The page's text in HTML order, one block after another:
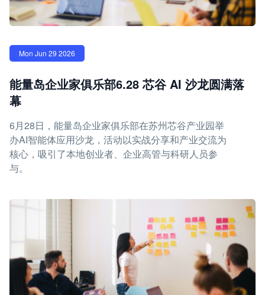
Mon Jun 29 2026
能量岛企业家俱乐部6.28 芯谷 AI 沙龙圆满落
幕
6月28日，能量岛企业家俱乐部在苏州芯谷产业园举
办AI智能体应用沙龙，活动以实战分享和产业交流为
核心，吸引了本地创业者、企业高管与科研人员参
与。